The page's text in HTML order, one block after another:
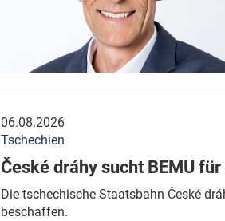
06.08.2026
Tschechien
České dráhy sucht BEMU
Die tschechische Staatsbahn České
beschaffen.